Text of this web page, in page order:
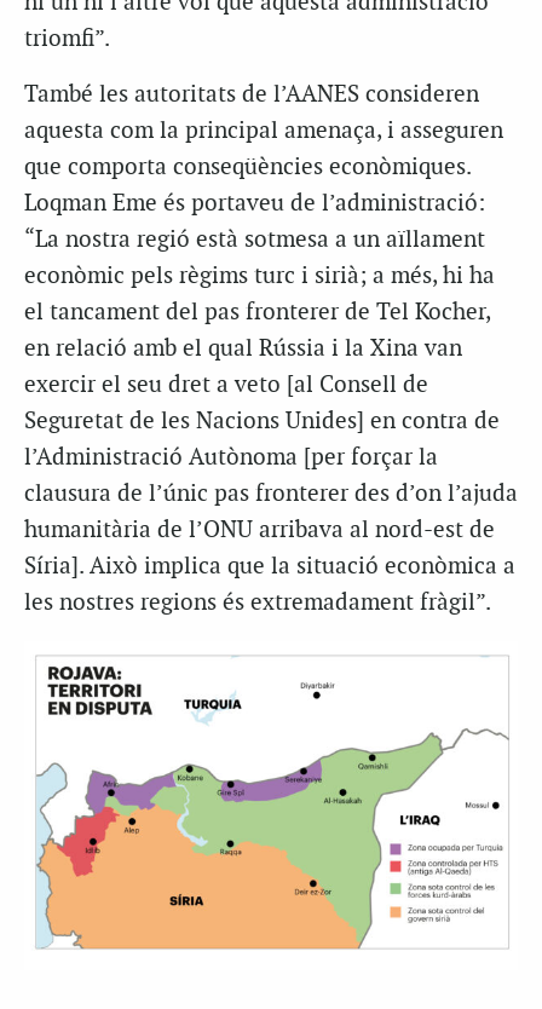
triomfi”.
També les autoritats de l’AANES consideren
aquesta com la principal amenaça, i asseguren
que comporta conseqüències econòmiques.
Loqman Eme és portaveu de l’administració:
“La nostra regió està sotmesa a un aïllament
econòmic pels règims turc i sirià; a més, hi ha
el tancament del pas fronterer de Tel Kocher,
en relació amb el qual Rússia i la Xina van
exercir el seu dret a veto [al Consell de
Seguretat de les Nacions Unides] en contra de
l’Administració Autònoma [per forçar la
clausura de l’únic pas fronterer des d’on l’ajuda
humanitària de l’ONU arribava al nord-est de
Síria]. Això implica que la situació econòmica a
les nostres regions és extremadament fràgil”.